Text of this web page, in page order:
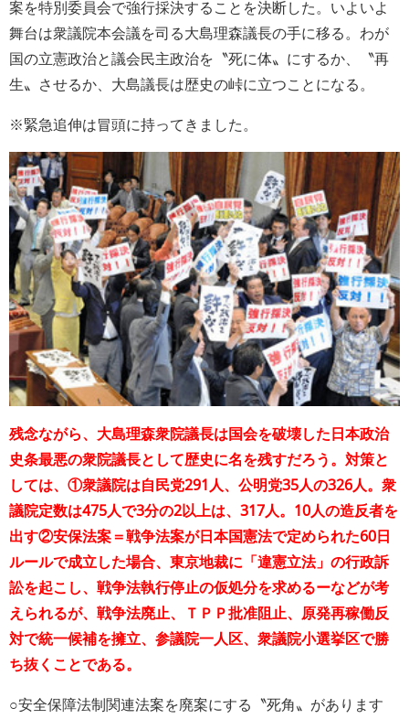
案を特別委員会で強行採決することを決断した。いよいよ
舞台は衆議院本会議を司る大島理森議長の手に移る。わが
国の立憲政治と議会民主政治を〝死に体〟にするか、〝再
生〟させるか、大島議長は歴史の峠に立つことになる。
※緊急追伸は冒頭に持ってきました。
残念ながら、大島理森衆院議長は国会を破壊した日本政治
史条最悪の衆院議長として歴史に名を残すだろう。対策と
しては、①衆議院は自民党291人、公明党35人の326人。衆
議院定数は475人で3分の2以上は、317人。10人の造反者を
出す②安保法案＝戦争法案が日本国憲法で定められた60日
ルールで成立した場合、東京地裁に「違憲立法」の行政訴
訟を起こし、戦争法執行停止の仮処分を求めるーなどが考
えられるが、戦争法廃止、ＴＰＰ批准阻止、原発再稼働反
対で統一候補を擁立、参議院一人区、衆議院小選挙区で勝
ち抜くことである。
○安全保障法制関連法案を廃案にする〝死角〟があります